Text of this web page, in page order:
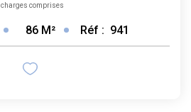
charges comprises
86 M² Réf : 941